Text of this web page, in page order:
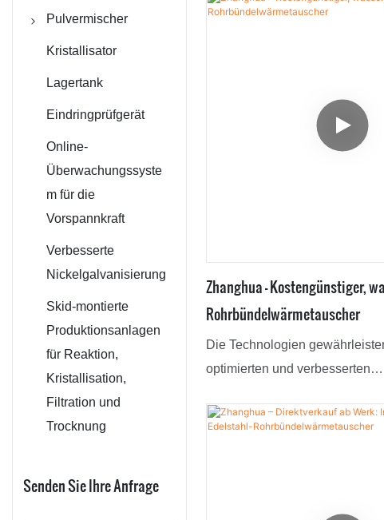
Paddeltrockner
Filmverdampfer
Reaktionskessel-/
Pulvermischer
V-Mischer
Konischer
Kristallisator
Lagertank
Eindringprüfgerät
Online-
Überwachungssyste
m für die
Vorspannkraft
Verbesserte
Nickelgalvanisierung
Skid-montierte
Produktionsanlagen
für Reaktion,
Kristallisation,
Filtration und
Trocknung
Senden Sie Ihre Anfrage
Zhanghua – Kostengünstiger,
Rohrbündelwärmetauscher
Die Technologien
optimierten und verbesserten
Energie spart. Ihr